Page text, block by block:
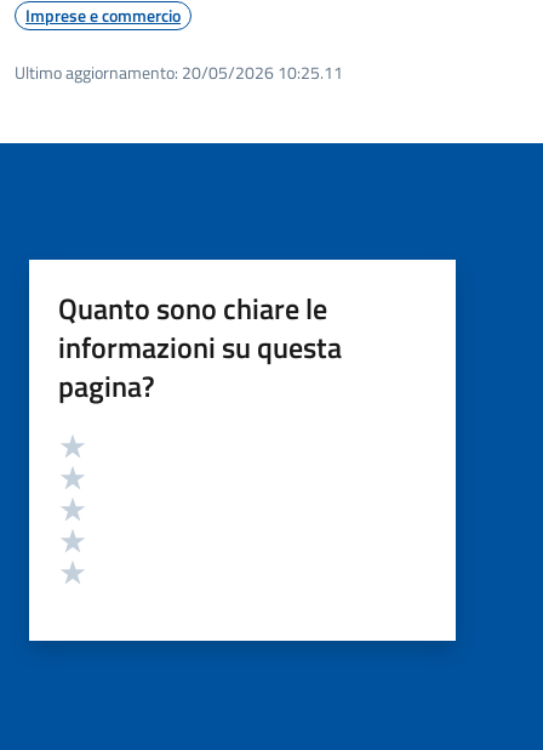
Imprese e commercio
Ultimo aggiornamento: 20/05/2026 10:25.11
Quanto sono chiare le
informazioni su questa
pagina?
Valutazione